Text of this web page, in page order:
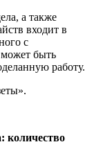
а также
входит в
с
быть
работу.